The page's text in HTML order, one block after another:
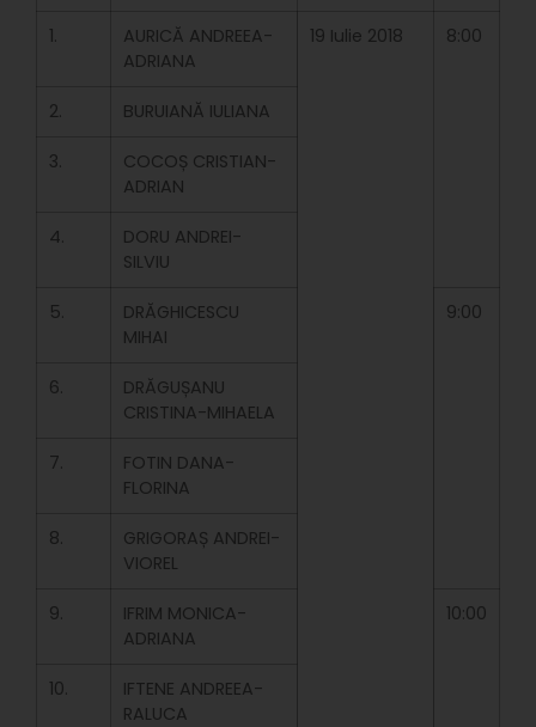
1.
AURICĂ ANDREEA-
ADRIANA
19 Iulie 2018 8:00
2. BURUIANĂ IULIANA
3.
COCOȘ CRISTIAN-
ADRIAN
4.
DORU ANDREI-
SILVIU
5.
DRĂGHICESCU
MIHAI
9:00
6.
DRĂGUȘANU
CRISTINA-MIHAELA
7.
FOTIN DANA-
FLORINA
8.
GRIGORAȘ ANDREI-
VIOREL
9.
IFRIM MONICA-
ADRIANA
10:00
10.
IFTENE ANDREEA-
RALUCA